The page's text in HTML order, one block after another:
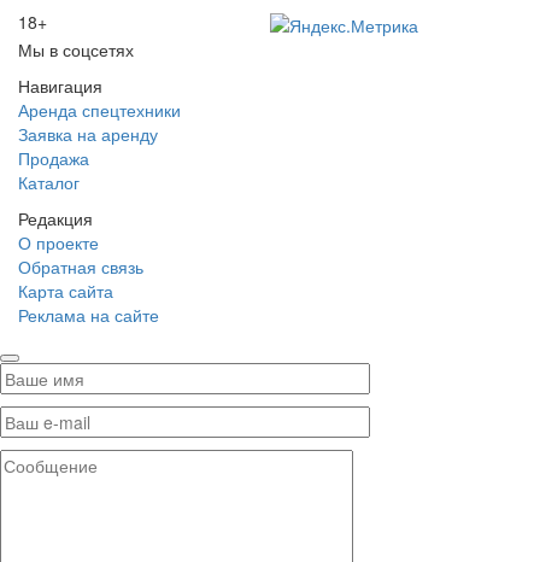
18+
Мы в соцсетях
Навигация
Аренда спецтехники
Заявка на аренду
Продажа
Каталог
Редакция
О проекте
Обратная связь
Карта сайта
Реклама на сайте